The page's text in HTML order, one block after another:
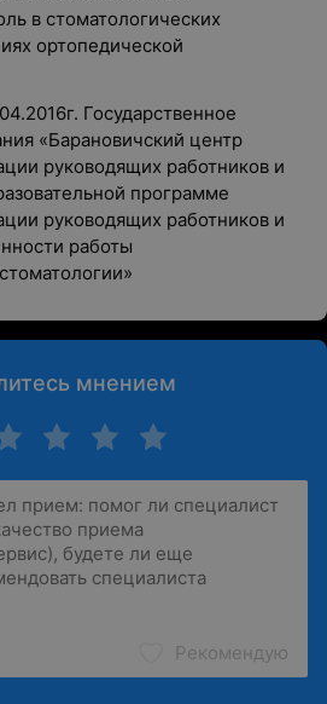
в стоматологических
ортопедической
Государственное
«Барановичский центр
руководящих работников и
программе
руководящих работников и
работы
мнением
Рекомендую